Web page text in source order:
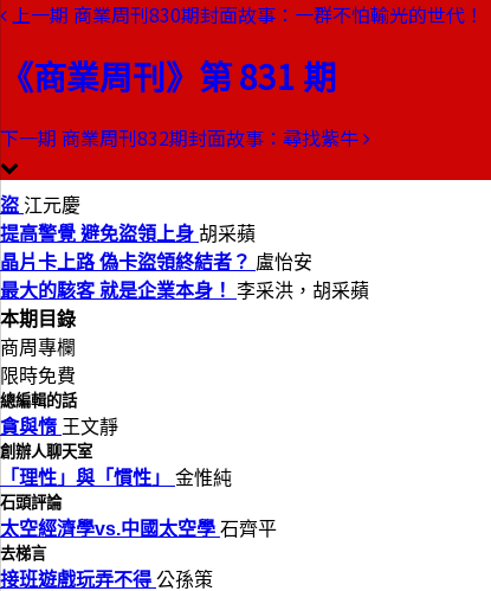
上一期 商業周刊830期封面故事：一群不怕輸光的世代！
《商業周刊》第 831 期
下一期 商業周刊832期封面故事：尋找紫牛
本期目錄
我的錢被搬光了！
盜 江元慶
提高警覺 避免盜領上身 胡采蘋
晶片卡上路 偽卡盜領終結者？ 盧怡安
最大的駭客 就是企業本身！ 李采洪，胡采蘋
本期目錄
商周專欄
限時免費
總編輯的話
貪與惰 王文靜
創辦人聊天室
「理性」與「慣性」 金惟純
石頭評論
太空經濟學vs.中國太空學 石齊平
去梯言
接班遊戲玩弄不得 公孫策